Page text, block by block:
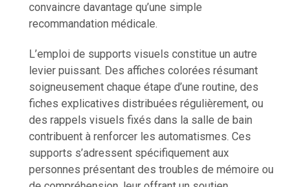
convaincre davantage qu’une simple
recommandation médicale.
L’emploi de supports visuels constitue un autre
levier puissant. Des affiches colorées résumant
soigneusement chaque étape d’une routine, des
fiches explicatives distribuées régulièrement, ou
des rappels visuels fixés dans la salle de bain
contribuent à renforcer les automatismes. Ces
supports s’adressent spécifiquement aux
personnes présentant des troubles de mémoire ou